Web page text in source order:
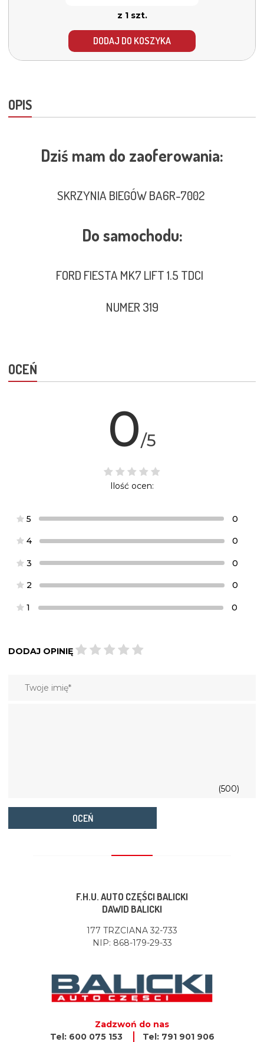
z 1 szt.
DODAJ DO KOSZYKA
OPIS
Dziś mam do zaoferowania:
SKRZYNIA BIEGÓW BA6R-7002
Do samochodu:
FORD FIESTA MK7 LIFT 1.5 TDCI
NUMER 319
OCEŃ
0/5
Ilość ocen:
5 0
4 0
3 0
2 0
1 0
DODAJ OPINIĘ
(500)
OCEŃ
F.H.U. AUTO CZĘŚCI BALICKI
DAWID BALICKI
177 TRZCIANA 32-733
NIP: 868-179-29-33
Zadzwoń do nas
Tel: 600 075 153
Tel: 791 901 906